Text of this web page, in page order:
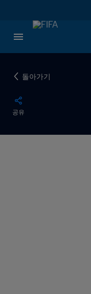
돌아가기
공유